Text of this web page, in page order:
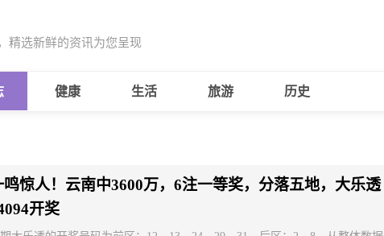
精选新鲜的资讯为您呈现
健康 生活 旅游 历史
鸣惊人！云南中3600万，6注一等奖，分落五地，大乐透
开奖